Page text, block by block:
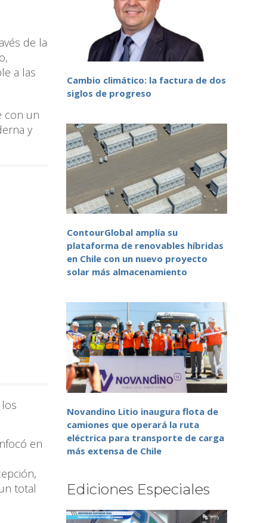
de la
a las
con un
y
en
total
Cambio climático: la factura de dos
siglos de progreso
ContourGlobal amplía su
plataforma de renovables híbridas
en Chile con un nuevo proyecto
solar más almacenamiento
Novandino Litio inaugura flota de
camiones que operará la ruta
eléctrica para transporte de carga
más extensa de Chile
Ediciones Especiales